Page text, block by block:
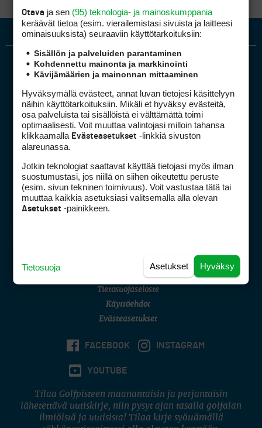
Golfpiste mediakortti
Golfpisteen yhteystiedot
DSA avoimuusraportti
Asiakaspalvelu
(digi) digi@otavamedia.fi
Tietosuojaseloste
Käyttöehdot
Evästeasetukset
FACEBOOK INSTAGRAM
YOUTUBE
Tilaa Golfpisteen maanantaisin ja perjantaisin
lähetettävä uutiskirje, niin pysyt ajan tasalla golfalan
ilmiöistä ja uutisista! Tilaa kirje syöttämällä
Otava ja sen (95) teknologia- ja mainoskumppania
keräävät tietoa (esim. vierailemis­tasi sivuista ja laitteesi
ominaisuuk­sista) seuraaviin käyttötarkoituksiin:
Sisällön ja palveluiden parantaminen
Kohdennettu mainonta ja markkinointi
Kävijämäärien ja mainonnan mittaaminen
Hyväksymällä evästeet, annat luvan tietojesi käsittelyyn
näihin käyttötarkoituksiin. Mikäli et hyväksy evästeitä,
osa palveluista tai sisällöistä ei välttämättä toimi
optimaalisesti. Voit muuttaa valintojasi milloin tahansa
klikkaamalla Evästeasetukset -linkkiä sivuston
alareunassa.
Jotkin teknologiat saattavat käyttää tietojasi myös ilman
suostumustasi, jos niillä on siihen oikeutettu peruste
(esim. sivun tekninen toimivuus). Voit vastustaa tätä tai
muuttaa kaikkia asetuksiasi valitsemalla alla olevan
Asetukset -painikkeen.
Hyväksy
Asetukset
Tietosuoja